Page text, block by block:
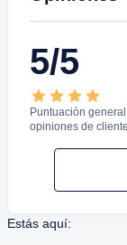
5/5
Puntuación
opiniones de
Estás aquí: